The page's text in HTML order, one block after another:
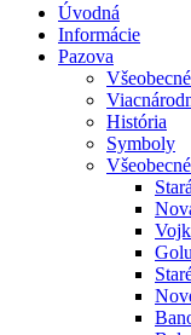
Úvodná
Informácie
Pazova
História
Symboly